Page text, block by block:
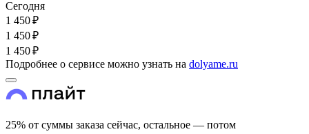
Cегодня
1 450 ₽
1 450 ₽
1 450 ₽
Подробнее о сервисе можно узнать на dolyame.ru
25% от суммы заказа сейчас, остальное — потом